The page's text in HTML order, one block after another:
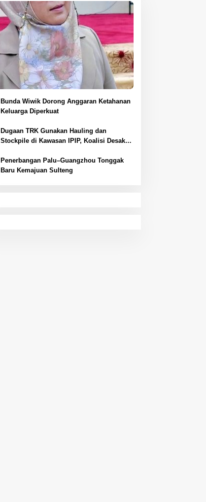
Bunda Wiwik Dorong Anggaran Ketahanan
Keluarga Diperkuat
Dugaan TRK Gunakan Hauling dan
Stockpile di Kawasan IPIP, Koalisi Desak
Penerbangan Palu–Guangzhou Tonggak
Baru Kemajuan Sulteng